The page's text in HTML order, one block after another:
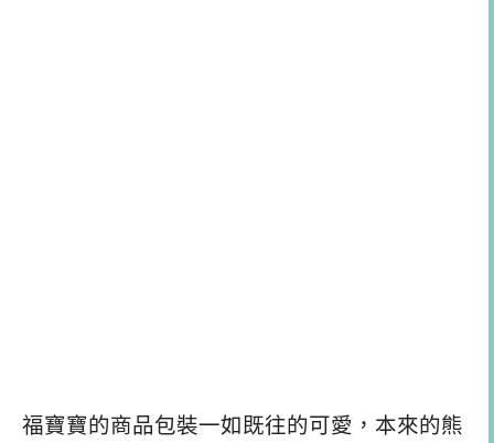
福寶寶的商品包裝一如既往的可愛，本來的熊